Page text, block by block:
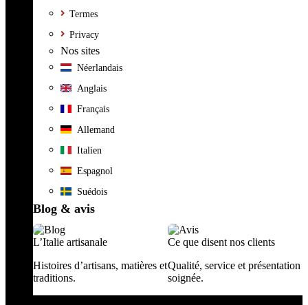
Termes
Privacy
Nos sites
Néerlandais
Anglais
Français
Allemand
Italien
Espagnol
Suédois
Blog & avis
L’Italie artisanale
Histoires d’artisans, matières et
traditions.
Ce que disent nos clients
Qualité, service et présentation
soignée.